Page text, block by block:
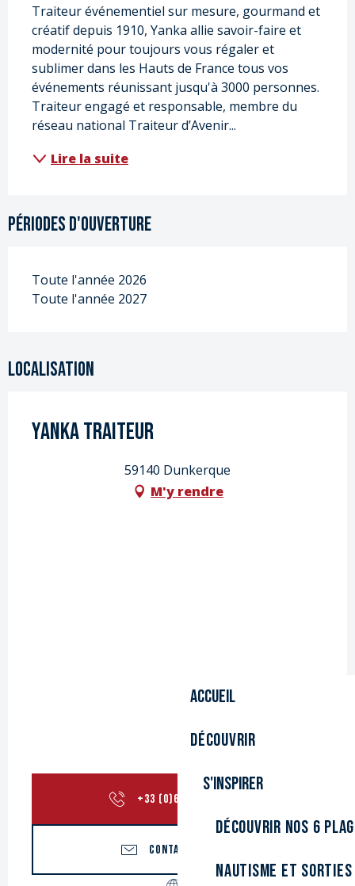
Accueil
Découvrir
S'inspirer
Découvrir nos 6
Nautisme et sorties
Traiteur événementiel sur mesure, gourmand et
créatif depuis 1910, Yanka allie savoir-faire et
modernité pour toujours vous régaler et
sublimer dans les Hauts de France tous vos
événements réunissant jusqu'à 3000 personnes.
Traiteur engagé et responsable, membre du
réseau national Traiteur d’Avenir...
Lire la suite
Périodes d'ouverture
Toute l'année 2026
Toute l'année 2027
Localisation
YANKA Traiteur
59140 Dunkerque
M'y rendre
+33 (0)6 10 43 33
CONTACTEZ-NOUS